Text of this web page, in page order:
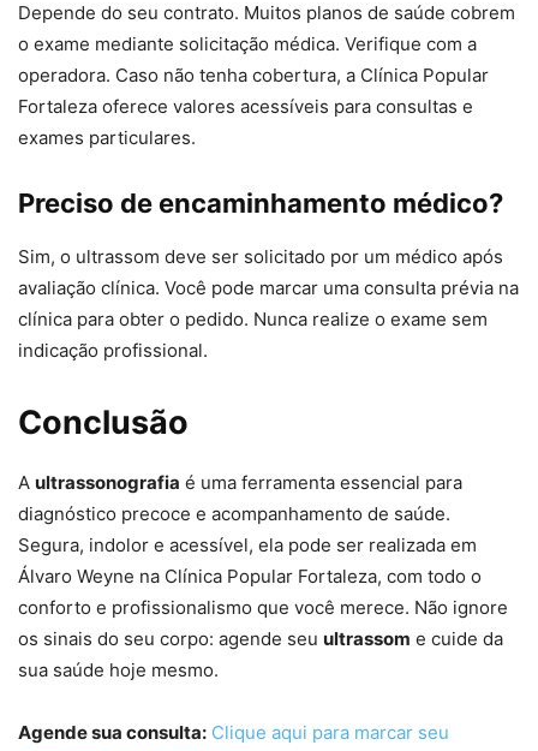
Depende do seu contrato. Muitos planos de saúde cobrem
o exame mediante solicitação médica. Verifique com a
operadora. Caso não tenha cobertura, a Clínica Popular
Fortaleza oferece valores acessíveis para consultas e
exames particulares.
Preciso de encaminhamento médico?
Sim, o ultrassom deve ser solicitado por um médico após
avaliação clínica. Você pode marcar uma consulta prévia na
clínica para obter o pedido. Nunca realize o exame sem
indicação profissional.
Conclusão
A ultrassonografia é uma ferramenta essencial para
diagnóstico precoce e acompanhamento de saúde.
Segura, indolor e acessível, ela pode ser realizada em
Álvaro Weyne na Clínica Popular Fortaleza, com todo o
conforto e profissionalismo que você merece. Não ignore
os sinais do seu corpo: agende seu ultrassom e cuide da
sua saúde hoje mesmo.
Agende sua consulta: Clique aqui para marcar seu